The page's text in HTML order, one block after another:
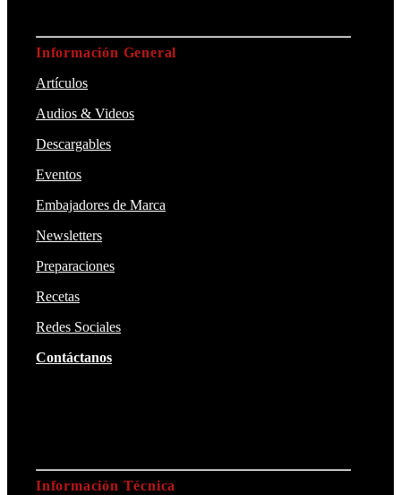
Información General
Artículos
Audios & Videos
Descargables
Eventos
Embajadores de Marca
Newsletters
Preparaciones
Recetas
Redes Sociales
Contáctanos
Información Técnica